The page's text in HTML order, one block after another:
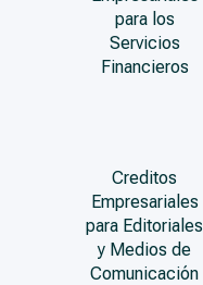
para los
Servicios
Financieros
Creditos
Empresariales
para Editoriales
y Medios de
Comunicación